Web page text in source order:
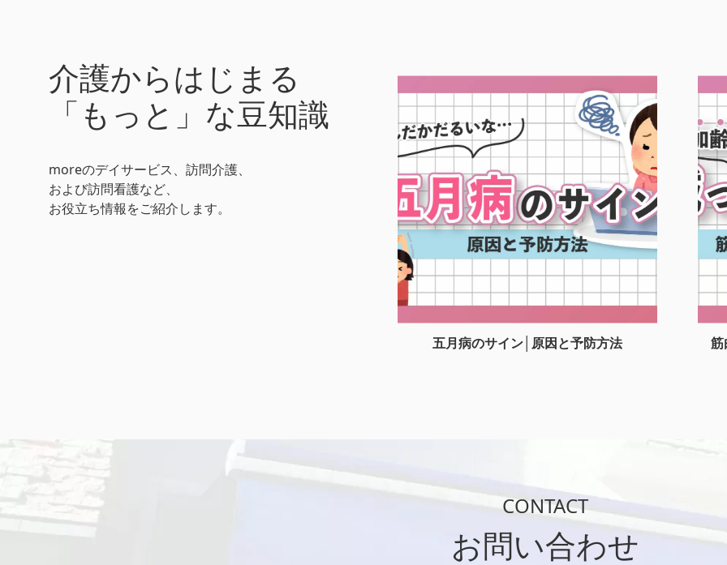
介護からはじまる
「もっと」な豆知識
moreのデイサービス、訪問介護、
および訪問看護など、
お役立ち情報をご紹介します。
五月病のサイン│原因と予防方法 筋
CONTACT
お問い合わせ